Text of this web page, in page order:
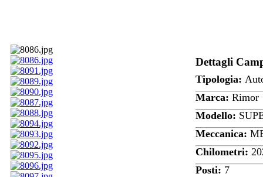
Dettagli
Tipologia:
Marca: Rimor
Modello:
Meccanica:
Chilometri:
Posti: 7